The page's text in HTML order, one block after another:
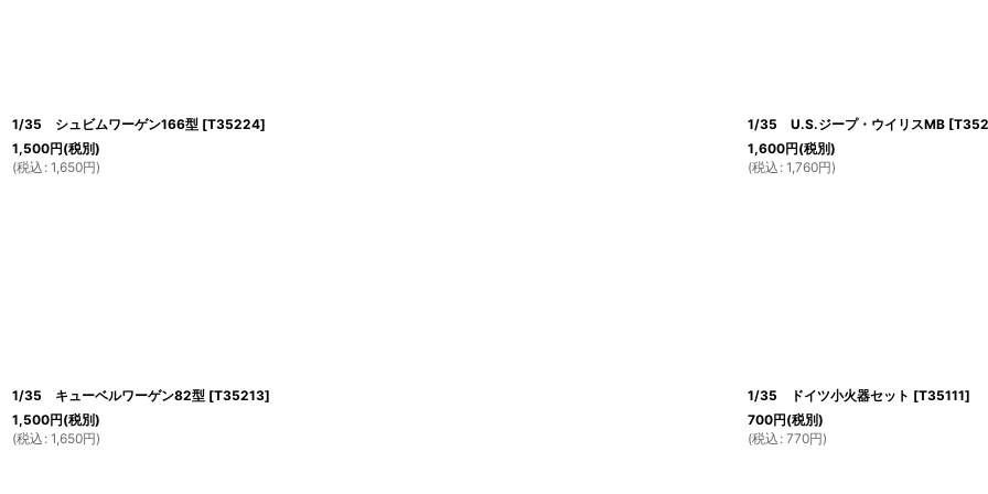
1/35 シュビムワーゲン166型 [T35224]
1,500円(税別)
(税込 : 1,650円)
1/35 U.S.ジープ・ウイリスMB [
1,600円(税別)
(税込 : 1,760円)
1/35 キューベルワーゲン82型 [T35213]
1,500円(税別)
(税込 : 1,650円)
1/35 ドイツ小火器セット [T35111]
700円(税別)
(税込 : 770円)